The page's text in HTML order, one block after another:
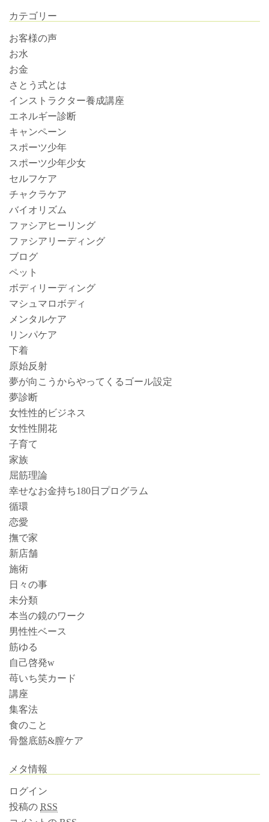
カテゴリー
お客様の声
お水
お金
さとう式とは
インストラクター養成講座
エネルギー診断
キャンペーン
スポーツ少年
スポーツ少年少女
セルフケア
チャクラケア
バイオリズム
ファシアヒーリング
ファシアリーディング
ブログ
ペット
ボディリーディング
マシュマロボディ
メンタルケア
リンパケア
下着
原始反射
夢が向こうからやってくるゴール設定
夢診断
女性性的ビジネス
女性性開花
子育て
家族
屈筋理論
幸せなお金持ち180日プログラム
循環
恋愛
撫で家
新店舗
施術
日々の事
未分類
本当の鏡のワーク
男性性ベース
筋ゆる
自己啓発w
苺いち笑カード
講座
集客法
食のこと
骨盤底筋&膣ケア
メタ情報
ログイン
投稿の RSS